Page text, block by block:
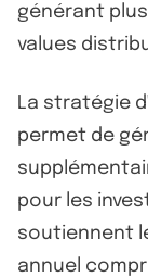
générant
values
La stratégie
permet de
pour les
soutiennent
annuel